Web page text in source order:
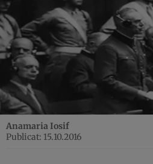
Anamaria Iosif
Publicat: 15.10.2016